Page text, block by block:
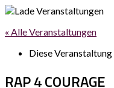
« Alle Veranstaltungen
Diese
RAP 4 COURAGE